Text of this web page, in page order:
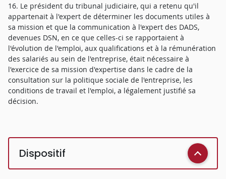
16. Le président du tribunal judiciaire, qui a retenu qu'il
appartenait à l'expert de déterminer les documents utiles à
sa mission et que la communication à l'expert des DADS,
devenues DSN, en ce que celles-ci se rapportaient à
l'évolution de l'emploi, aux qualifications et à la rémunération
des salariés au sein de l'entreprise, était nécessaire à
l'exercice de sa mission d'expertise dans le cadre de la
consultation sur la politique sociale de l'entreprise, les
conditions de travail et l'emploi, a légalement justifié sa
décision.
Dispositif